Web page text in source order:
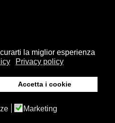
la miglior esperienza
Privacy policy
Accetta i cookie
Marketing